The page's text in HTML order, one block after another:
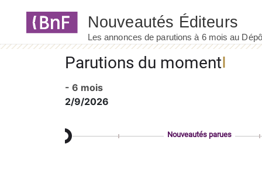
Parutions du moment
- 6 mois
2/9/2026
Nouveautés parues